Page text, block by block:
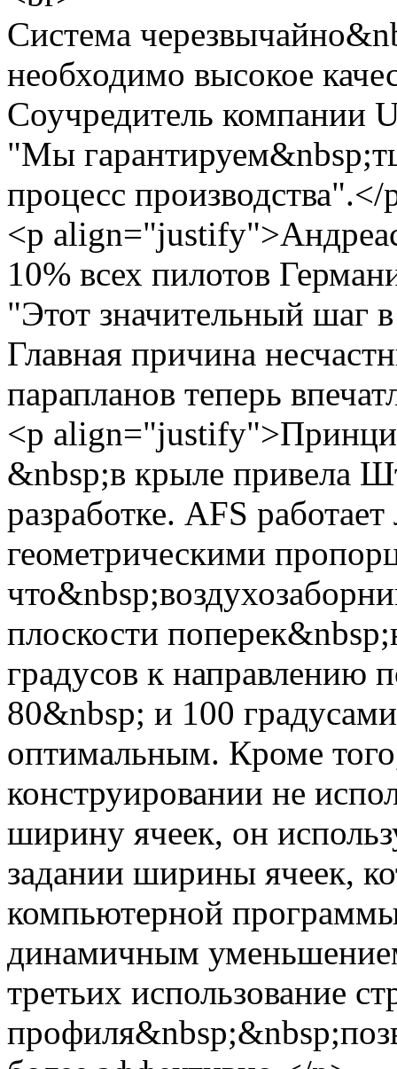
Система
необходимо высокое
Соучредитель компании
"Мы
процесс производства".</
<p
10% всех пилотов
"Этот значительный шаг
Главная причина
парапланов теперь
<p
&nbsp;в крыле привела
разработке. AFS
геометрическими
плоскости
градусов к направлению
80&nbsp; и 100
оптимальным. Кроме
конструировании не
ширину ячеек, он
задании ширины ячеек,
компьютерной
динамичным
третьих использование